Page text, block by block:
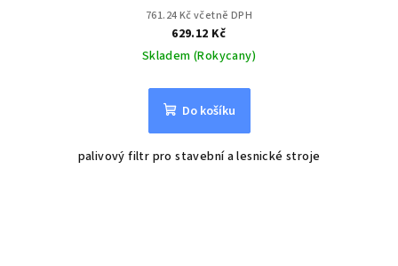
761.24 Kč včetně DPH
629.12 Kč
Skladem (Rokycany)
Do košíku
palivový filtr pro stavební a lesnické stroje